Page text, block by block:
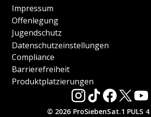
Impressum
Offenlegung
Jugendschutz
Datenschutzeinstellungen
Compliance
Barrierefreiheit
Produktplatzierungen
© 2026 ProSiebenSat.1 PULS